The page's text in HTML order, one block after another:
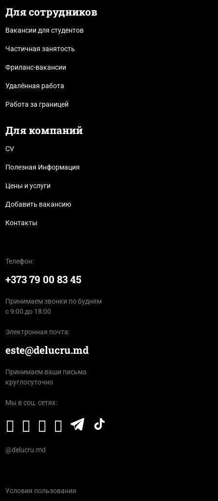
Для сотрудников
Вакансии для студентов
Частичная занятость
Фриланс-вакансии
Удалённая работа
Работа за границей
Для компаний
CV
Полезная Информация
Цены и услуги
Добавить вакансию
Контакты
Телефон:
+373 79 00 83 45
Принимаем звонки по будням
с 9:00 до 18:00
Электронная почта:
este@delucru.md
Принимаем ваши письма
круглосуточно
Мы в соц. сетях:
@delucru.md
Условия пользования